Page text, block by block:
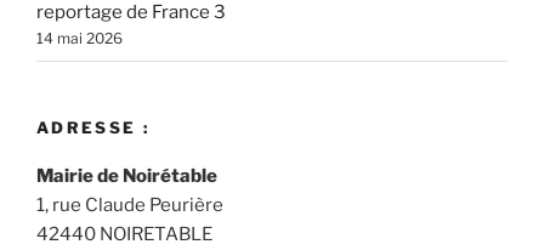
reportage de France 3
14 mai 2026
ADRESSE :
Mairie de Noirétable
1, rue Claude Peurière
42440 NOIRETABLE